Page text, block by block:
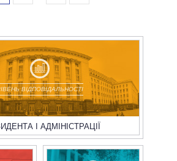
ВІДПОВІДАЛЬНОСТІ
І АДМІНІСТРАЦІЇ